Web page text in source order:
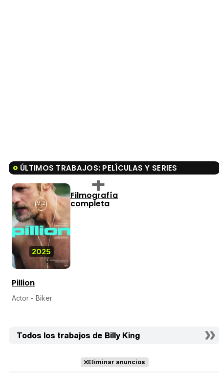
ÚLTIMOS TRABAJOS: PELÍCULAS Y SERIES
2025
9,2
Pillion
Actor - Biker
Filmografía
completa
Todos los trabajos de Billy King
Eliminar anuncios